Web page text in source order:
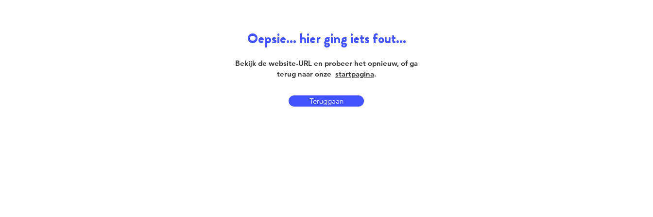
Oepsie... hier ging iets fout...
Bekijk de website-URL en probeer het opnieuw, of ga
terug naar onze startpagina.
Teruggaan